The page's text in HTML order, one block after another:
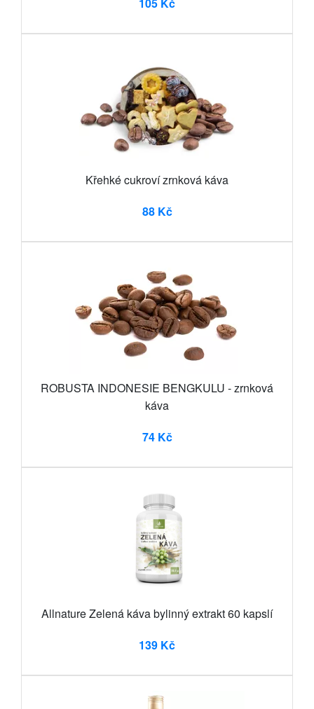
Křehké cukroví zrnková káva
88 Kč
ROBUSTA INDONESIE BENGKULU - zrnková
káva
74 Kč
Allnature Zelená káva bylinný extrakt 60 kapslí
139 Kč